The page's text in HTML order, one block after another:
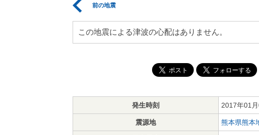
前の地震
この地震による津波の心配はありません。
発生時刻 2017年01
震源地 熊本県熊本